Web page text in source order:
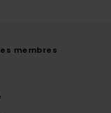
membres